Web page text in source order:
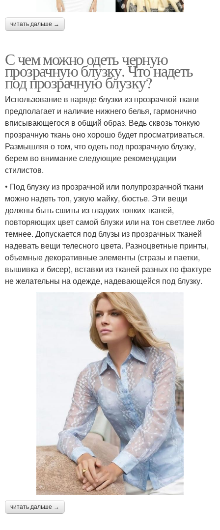
читать дальше →
С чем можно одеть черную
прозрачную блузку. Что надеть
под прозрачную блузку?
Использование в наряде блузки из прозрачной ткани
предполагает и наличие нижнего белья, гармонично
вписывающегося в общий образ. Ведь сквозь тонкую
прозрачную ткань оно хорошо будет просматриваться.
Размышляя о том, что одеть под прозрачную блузку,
берем во внимание следующие рекомендации
стилистов.
• Под блузку из прозрачной или полупрозрачной ткани
можно надеть топ, узкую майку, бюстье. Эти вещи
должны быть сшиты из гладких тонких тканей,
повторяющих цвет самой блузки или на тон светлее либо
темнее. Допускается под блузы из прозрачных тканей
надевать вещи телесного цвета. Разноцветные принты,
объемные декоративные элементы (стразы и паетки,
вышивка и бисер), вставки из тканей разных по фактуре
не желательны на одежде, надевающейся под блузку.
читать дальше →